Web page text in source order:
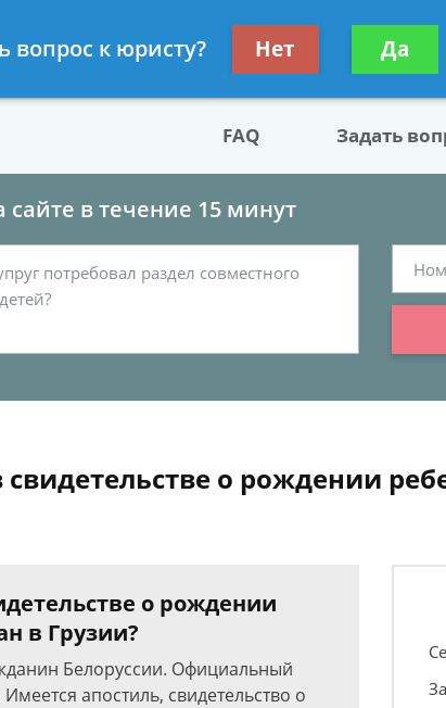
Получите
FAQ Задать
в течение 15 минут
о рождении
о рождении
в Грузии?
Белоруссии. Официальный
апостиль, свидетельство о
вопрос к юристу? Нет Да